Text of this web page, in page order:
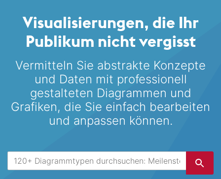
Visualisierungen, die Ihr
Publikum nicht vergisst
Vermitteln Sie abstrakte Konzepte
und Daten mit professionell
gestalteten Diagrammen und
Grafiken, die Sie einfach bearbeiten
und anpassen können.